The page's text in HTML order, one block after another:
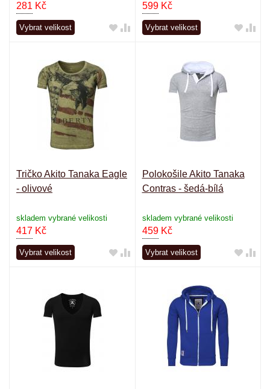
281 Kč
Vybrat velikost
599Kč
Vybrat velikost
Tričko Akito Tanaka Eagle
- olivové
skladem vybrané velikosti
417 Kč
Vybrat velikost
Polokošile Akito Tanaka
Contras - šedá-bílá
skladem vybrané velikosti
459Kč
Vybrat velikost